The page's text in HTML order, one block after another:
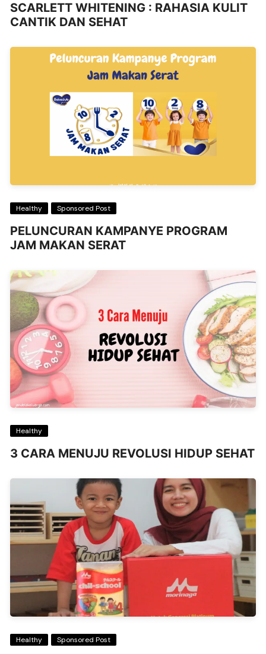
SCARLETT WHITENING : RAHASIA KULIT
CANTIK DAN SEHAT
Healthy Sponsored Post
PELUNCURAN KAMPANYE PROGRAM
JAM MAKAN SERAT
Healthy
3 CARA MENUJU REVOLUSI HIDUP SEHAT
Healthy Sponsored Post